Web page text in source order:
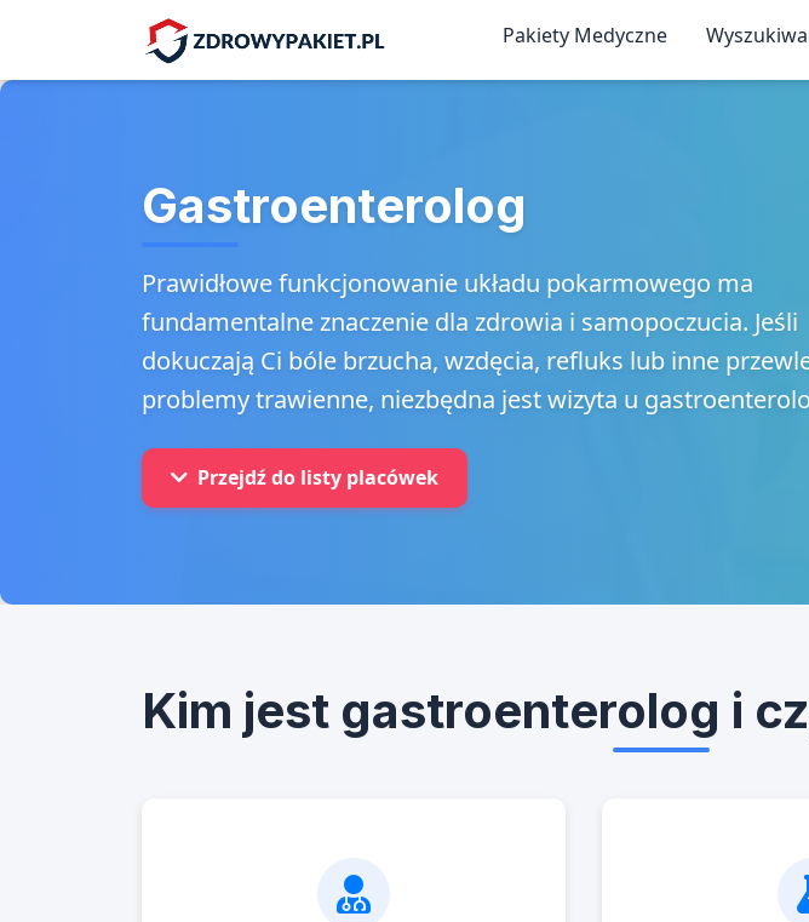
Pakiety Medyczne
Gastroenterolog
Prawidłowe funkcjonowanie układu pokarmowego ma
fundamentalne znaczenie dla zdrowia i samopoczucia. Jeśli
dokuczają Ci bóle brzucha, wzdęcia, refluks lub inne
problemy trawienne, niezbędna jest wizyta u
Przejdź do listy placówek
Kim jest gastroenterolog i